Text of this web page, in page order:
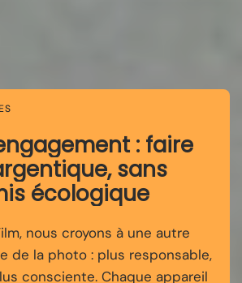
: faire
sans
écologique
nous croyons à une autre
de la photo : plus responsable,
consciente. Chaque appareil